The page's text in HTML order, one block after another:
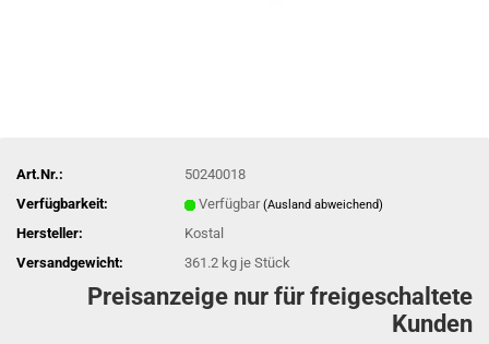
Art.Nr.:
50240018
Verfügbarkeit:
Verfügbar(Ausland abweichend)
Hersteller:
Kostal
Versandgewicht:
361.2 kg je Stück
Preisanzeige nur für freigeschaltete
Kunden